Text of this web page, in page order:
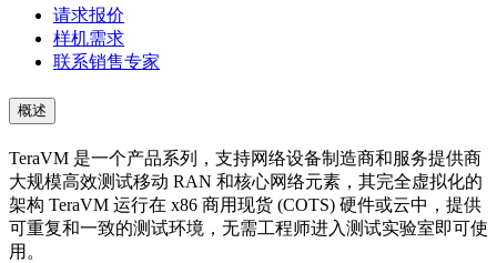
请求报价
样机需求
联系销售专家
概述
TeraVM 是一个产品系列，支持网络设备制造商和服务提供商
大规模高效测试移动 RAN 和核心网络元素，其完全虚拟化的
架构 TeraVM 运行在 x86 商用现货 (COTS) 硬件或云中，提供
可重复和一致的测试环境，无需工程师进入测试实验室即可使
用。